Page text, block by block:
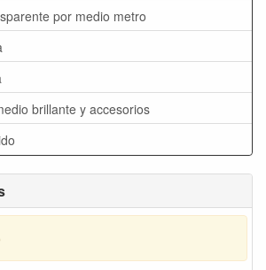
por medio metro
brillante y accesorios